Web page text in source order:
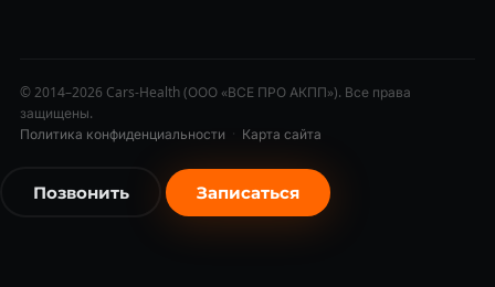
© 2014–2026 Cars-Health (ООО «ВСЕ ПРО АКПП»). Все права
защищены.
Политика конфиденциальности · Карта сайта
Позвонить Записаться